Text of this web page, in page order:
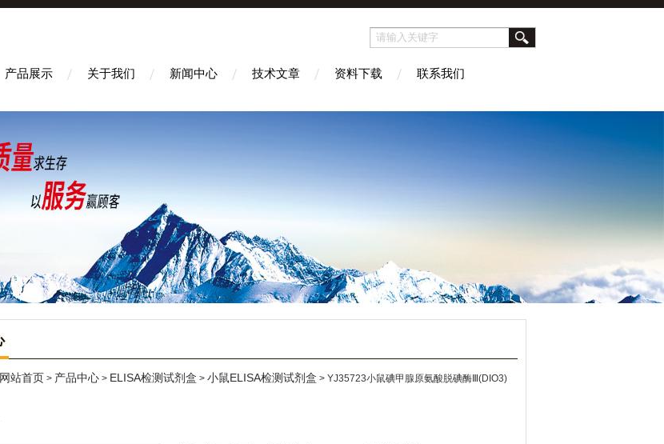
产品展示 关于我们 新闻中心 技术文章 资料下载 联系我们
网站首页 > 产品中心 > ELISA检测试剂盒 > 小鼠ELISA检测试剂盒 > YJ35723小鼠碘甲腺原氨酸脱碘酶Ⅲ(DIO3)